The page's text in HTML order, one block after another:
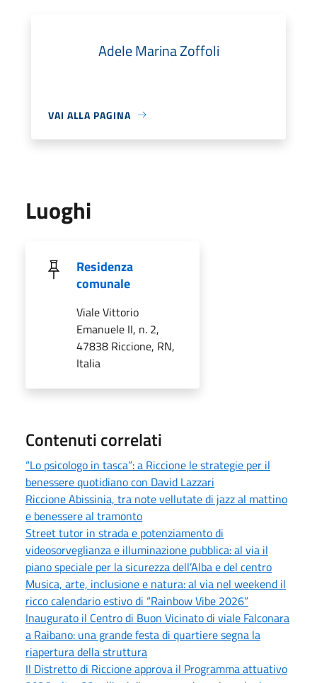
Adele Marina Zoffoli
VAI ALLA PAGINA
Luoghi
Residenza
comunale
Viale Vittorio
Emanuele II, n. 2,
47838 Riccione, RN,
Italia
Contenuti correlati
“Lo psicologo in tasca”: a Riccione le strategie per il
benessere quotidiano con David Lazzari
Riccione Abissinia, tra note vellutate di jazz al mattino
e benessere al tramonto
Street tutor in strada e potenziamento di
videosorveglianza e illuminazione pubblica: al via il
piano speciale per la sicurezza dell’Alba e del centro
Musica, arte, inclusione e natura: al via nel weekend il
ricco calendario estivo di “Rainbow Vibe 2026”
Inaugurato il Centro di Buon Vicinato di viale Falconara
a Raibano: una grande festa di quartiere segna la
riapertura della struttura
Il Distretto di Riccione approva il Programma attuativo